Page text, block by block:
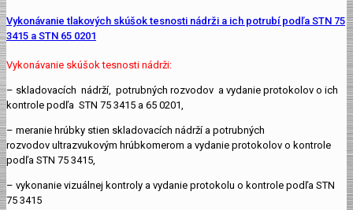
Vykonávanie tlakových skúšok tesnosti nádrži a ich potrubí podľa STN 75
3415 a STN 65 0201
Vykonávanie skúšok tesnosti nádrži:
– skladovacích nádrží, potrubných rozvodov a vydanie protokolov o ich
kontrole podľa STN 75 3415 a 65 0201,
– meranie hrúbky stien skladovacích nádrží a potrubných
rozvodov ultrazvukovým hrúbkomerom a vydanie protokolov o kontrole
podľa STN 75 3415,
– vykonanie vizuálnej kontroly a vydanie protokolu o kontrole podľa STN
75 3415